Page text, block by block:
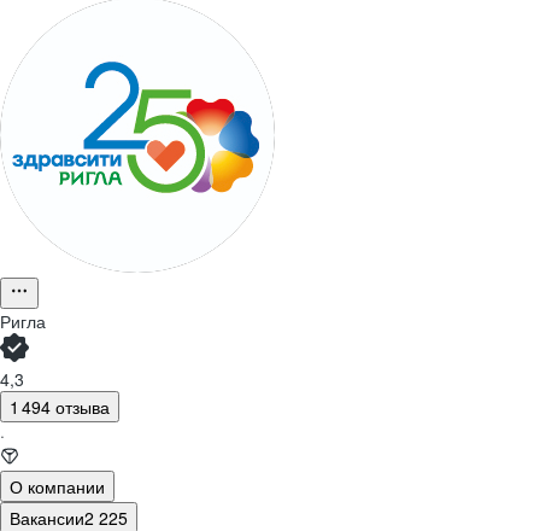
Ригла
4,3
1 494 отзыва
·
О компании
Вакансии2 225